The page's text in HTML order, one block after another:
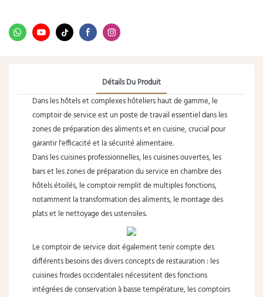
Détails Du Produit
Dans les hôtels et complexes hôteliers haut de gamme, le
comptoir de service est un poste de travail essentiel dans les
zones de préparation des aliments et en cuisine, crucial pour
garantir l'efficacité et la sécurité alimentaire.
Dans les cuisines professionnelles, les cuisines ouvertes, les
bars et les zones de préparation du service en chambre des
hôtels étoilés, le comptoir remplit de multiples fonctions,
notamment la transformation des aliments, le montage des
plats et le nettoyage des ustensiles.
Le comptoir de service doit également tenir compte des
différents besoins des divers concepts de restauration : les
cuisines froides occidentales nécessitent des fonctions
intégrées de conservation à basse température, les comptoirs